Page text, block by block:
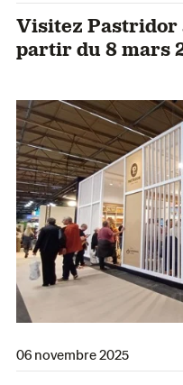
Visitez Pastridor
partir du 8 mars
06 novembre 2025